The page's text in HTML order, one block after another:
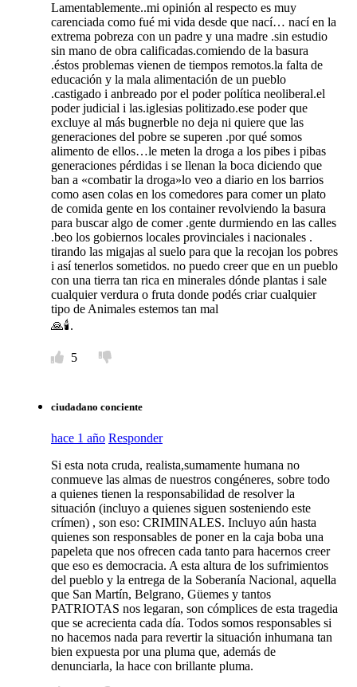
Lamentablemente..mi opinión al respecto es muy
carenciada como fué mi vida desde que nací… nací en la
extrema pobreza con un padre y una madre .sin estudio
sin mano de obra calificadas.comiendo de la basura
.éstos problemas vienen de tiempos remotos.la falta de
educación y la mala alimentación de un pueblo
.castigado i anbreado por el poder política neoliberal.el
poder judicial i las.iglesias politizado.ese poder que
excluye al más bugnerble no deja ni quiere que las
generaciones del pobre se superen .por qué somos
alimento de ellos…le meten la droga a los pibes i pibas
generaciones pérdidas i se llenan la boca diciendo que
ban a «combatir la droga»lo veo a diario en los barrios
como asen colas en los comedores para comer un plato
de comida gente en los container revolviendo la basura
para buscar algo de comer .gente durmiendo en las calles
.beo los gobiernos locales provinciales i nacionales .
tirando las migajas al suelo para que la recojan los pobres
i así tenerlos sometidos. no puedo creer que en un pueblo
con una tierra tan rica en minerales dónde plantas i sale
cualquier verdura o fruta donde podés criar cualquier
tipo de Animales estemos tan mal
🙏🕯️.
5
ciudadano conciente
hace 1 año Responder
Si esta nota cruda, realista,sumamente humana no
conmueve las almas de nuestros congéneres, sobre todo
a quienes tienen la responsabilidad de resolver la
situación (incluyo a quienes siguen sosteniendo este
crímen) , son eso: CRIMINALES. Incluyo aún hasta
quienes son responsables de poner en la caja boba una
papeleta que nos ofrecen cada tanto para hacernos creer
que eso es democracia. A esta altura de los sufrimientos
del pueblo y la entrega de la Soberanía Nacional, aquella
que San Martín, Belgrano, Güemes y tantos
PATRIOTAS nos legaran, son cómplices de esta tragedia
que se acrecienta cada día. Todos somos responsables si
no hacemos nada para revertir la situación inhumana tan
bien expuesta por una pluma que, además de
denunciarla, la hace con brillante pluma.